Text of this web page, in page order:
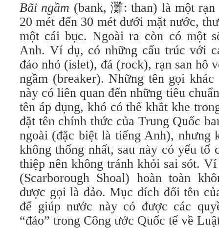
Bãi ngầm (bank, 灘: than) là một rạn
20 mét đến 30 mét dưới mặt nước,
một cái bục. Ngoài ra còn có một
Anh. Ví dụ, có những cấu trúc với
đảo nhỏ (islet), đá (rock), rạn san hô
ngầm (breaker). Những tên gọi
này có liên quan đến những tiêu
tên áp dụng, khó có thể khắt khe
đặt tên chính thức của Trung Quốc
ngoài (đặc biệt là tiếng Anh), nhưng
không thống nhất, sau này có yếu tố
thiệp nên không tránh khỏi sai sót.
(Scarborough Shoal) hoàn toàn
được gọi là đảo. Mục đích đổi tên
để giúp nước này có được các
“đảo” trong Công ước Quốc tế về